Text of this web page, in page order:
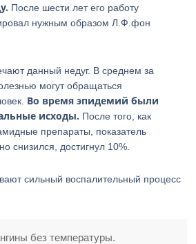
После шести лет его работу
нужным образом Л.Ф.фон
данный недуг. В среднем за
могут обращаться
Во время эпидемий были
исходы. После того, как
препараты, показатель
снизился, достигнул 10%.
сильный воспалительный процесс
без температуры.